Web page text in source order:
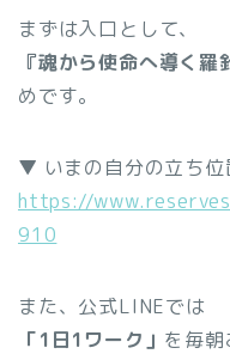
まずは入口として、
『魂から使命へ導く羅
めです。
▼ いまの自分の立ち位
https://
910
また、公式LINEでは
「1日1ワーク」 を毎朝